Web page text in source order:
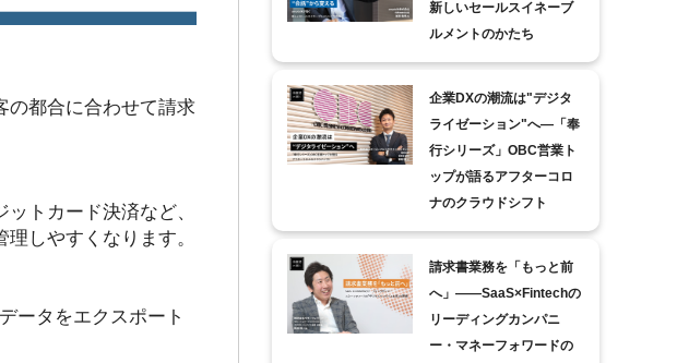
の都合に合わせて請求
トカード決済など、
しやすくなります。
ータをエクスポート
新しいセールスイネーブ
ルメントのかたち
企業DXの潮流は"デジタ
ライゼーション"へ―「奉
行シリーズ」OBC営業ト
ップが語るアフターコロ
ナのクラウドシフト
請求書業務を「もっと前
へ」――SaaS×Fintechの
リーディングカンパニ
ー・マネーフォワードの